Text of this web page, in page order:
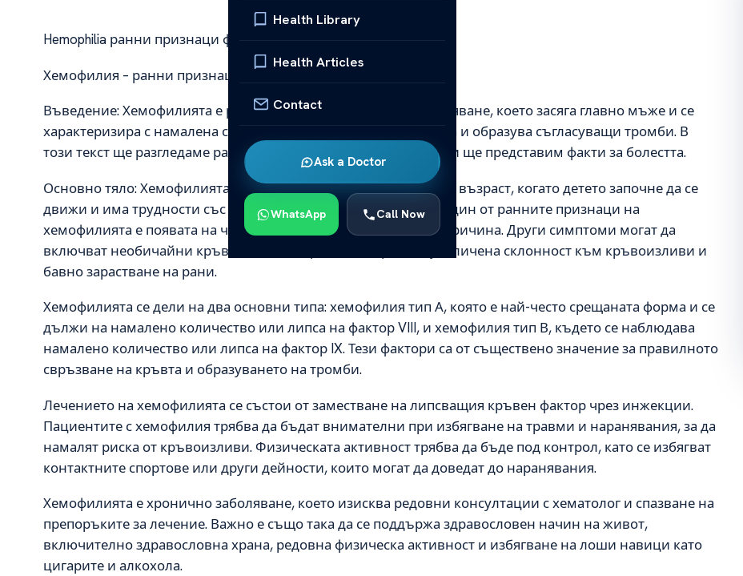
Health Library
Health Articles
Contact
Ask a Doctor
WhatsApp Call Now
Hemophilia ранни признаци факти за болестта
Хемофилия – ранни признаци и факти за болестта
Въведение: Хемофилията е рядко наследствено кръвно заболяване, което засяга главно мъже и се
характеризира с намалена способност на кръвта да се свръзва и образува съгласуващи тромби. В
този текст ще разгледаме ранните признаци на хемофилията и ще представим факти за болестта.
Основно тяло: Хемофилията може да се прояви в ранна детска възраст, когато детето започне да се
движи и има трудности със свръзването на рани и синеене. Един от ранните признаци на
хемофилията е появата на често кръвене и синини без явна причина. Други симптоми могат да
включват необичайни кръвни изливи при малки травми, увеличена склонност към кръвоизливи и
бавно зарастване на рани.
Хемофилията се дели на два основни типа: хемофилия тип А, която е най-често срещаната форма и се
дължи на намалено количество или липса на фактор VIII, и хемофилия тип В, където се наблюдава
намалено количество или липса на фактор IX. Тези фактори са от съществено значение за правилното
свръзване на кръвта и образуването на тромби.
Лечението на хемофилията се състои от заместване на липсващия кръвен фактор чрез инжекции.
Пациентите с хемофилия трябва да бъдат внимателни при избягване на травми и наранявания, за да
намалят риска от кръвоизливи. Физическата активност трябва да бъде под контрол, като се избягват
контактните спортове или други дейности, които могат да доведат до наранявания.
Хемофилията е хронично заболяване, което изисква редовни консултации с хематолог и спазване на
препоръките за лечение. Важно е също така да се поддържа здравословен начин на живот,
включително здравословна храна, редовна физическа активност и избягване на лоши навици като
цигарите и алкохола.